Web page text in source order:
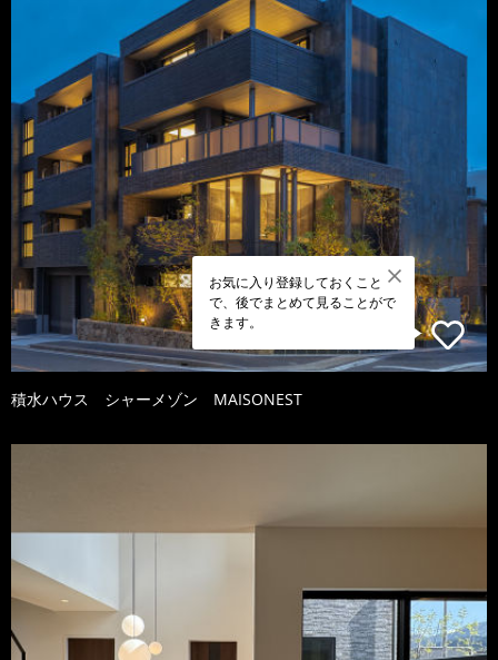
お気に入り登録しておくこと
で、後でまとめて見ることがで
きます。
積水ハウス シャーメゾン MAISONEST